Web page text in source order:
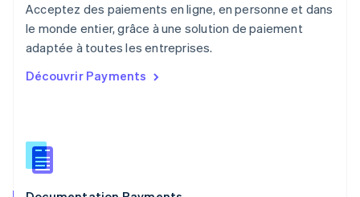
Acceptez des paiements en ligne, en personne et dans
le monde entier, grâce à une solution de paiement
adaptée à toutes les entreprises.
Découvrir Payments
NederlandsEnglish
Pologne
English
PortuguêsEnglish
English
Roumanie